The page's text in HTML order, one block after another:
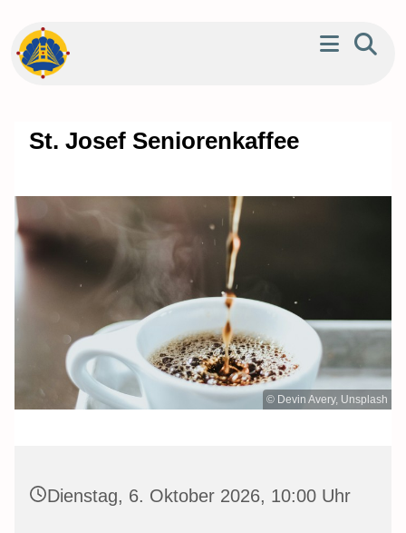
St. Josef Seniorenkaffee
© Devin Avery, Unsplash
Dienstag, 6. Oktober 2026, 10:00 Uhr